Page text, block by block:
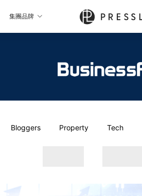
集團品牌
Bloggers Property Tech